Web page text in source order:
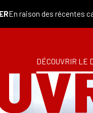
des récentes canicules,
DÉCOUVRIR LE